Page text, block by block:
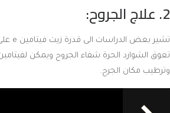
2. علاج الجروح:
تشير بعض الدراسات الى قدرة زيت فيتامين e على
وترطيب مكان الجرح.